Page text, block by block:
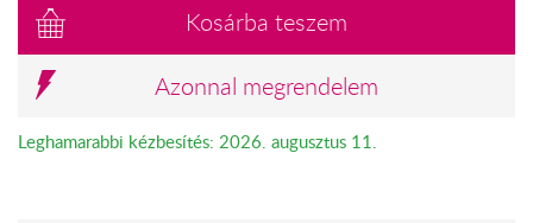
Kosárba teszem
Azonnal megrendelem
Leghamarabbi kézbesítés: 2026. augusztus 11.